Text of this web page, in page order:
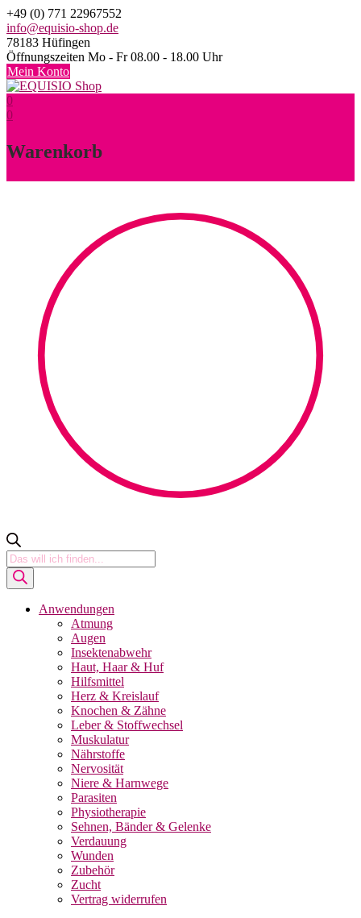
Skip
to
content
+49 (0) 771 22967552
info@equisio-shop.de
78183 Hüfingen
Öffnungszeiten Mo - Fr 08.00 - 18.00 Uhr
Mein Konto
0
0
Warenkorb
Products
search
Anwendungen
Atmung
Augen
Insektenabwehr
Haut, Haar & Huf
Hilfsmittel
Herz & Kreislauf
Knochen & Zähne
Leber & Stoffwechsel
Muskulatur
Nährstoffe
Nervosität
Niere & Harnwege
Parasiten
Physiotherapie
Sehnen, Bänder & Gelenke
Verdauung
Wunden
Zubehör
Zucht
Vertrag widerrufen